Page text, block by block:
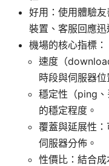
好用：使用體驗
裝置、客服回應迅
機場的核心指標：
速度（
時段與伺服器位
穩定性（ping
的穩定程度。
覆蓋與延展性：
伺服器分佈。
性價比：結合